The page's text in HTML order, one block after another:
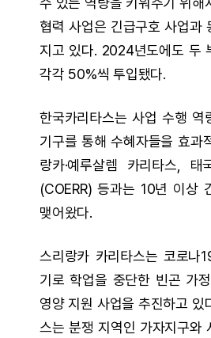
협력 사업은 긴급구호 사업과
지고 있다. 2024년도에도 두
각각 50%씩 투입됐다.
한국카리타스는 사업 수행 역
기구를 통해 수혜자들을 효과
랑카·예루살렘 카리타스, 태
(COERR) 등과는 10년 이상
맺어왔다.
스리랑카 카리타스는 코로나
기로 학업을 중단한 빈곤 가
영양 지원 사업을 추진하고 있
스는 분쟁 지역인 가자지구와